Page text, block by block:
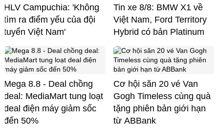
HLV Campuchia: 'Không
tìm ra điểm yếu của đội
tuyển Việt Nam'
Tin xe 8/8: BMW X1 về
Việt Nam, Ford Territory
Hybrid có bản Platinum
Mega 8.8 - Deal chồng
deal: MediaMart tung loạt
deal điện máy giảm sốc
đến 50%
Cơ hội săn 20 vé Van
Gogh Timeless cùng quà
tặng phiên bản giới hạn
từ ABBank